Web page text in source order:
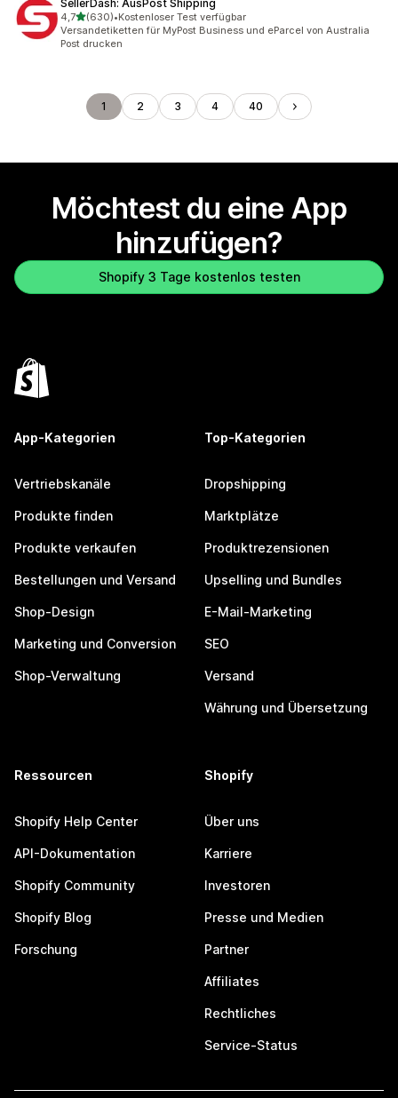
SellerDash: AusPost Shipping
4,7von 5 Sternen
(630)
630 Rezensionen insgesamt
•Kostenloser Test verfügbar
Versandetiketten für MyPost Business und eParcel von Australia
Post drucken
1 2 3 4 40
Möchtest du eine App
hinzufügen?
Shopify 3 Tage kostenlos testen
App-Kategorien
Vertriebskanäle
Produkte finden
Produkte verkaufen
Bestellungen und Versand
Shop-Design
Marketing und Conversion
Shop-Verwaltung
Top-Kategorien
Dropshipping
Marktplätze
Produktrezensionen
Upselling und Bundles
E-Mail-Marketing
SEO
Versand
Währung und Übersetzung
Ressourcen
Shopify Help Center
API-Dokumentation
Shopify Community
Shopify Blog
Forschung
Shopify
Über uns
Karriere
Investoren
Presse und Medien
Partner
Affiliates
Rechtliches
Service-Status